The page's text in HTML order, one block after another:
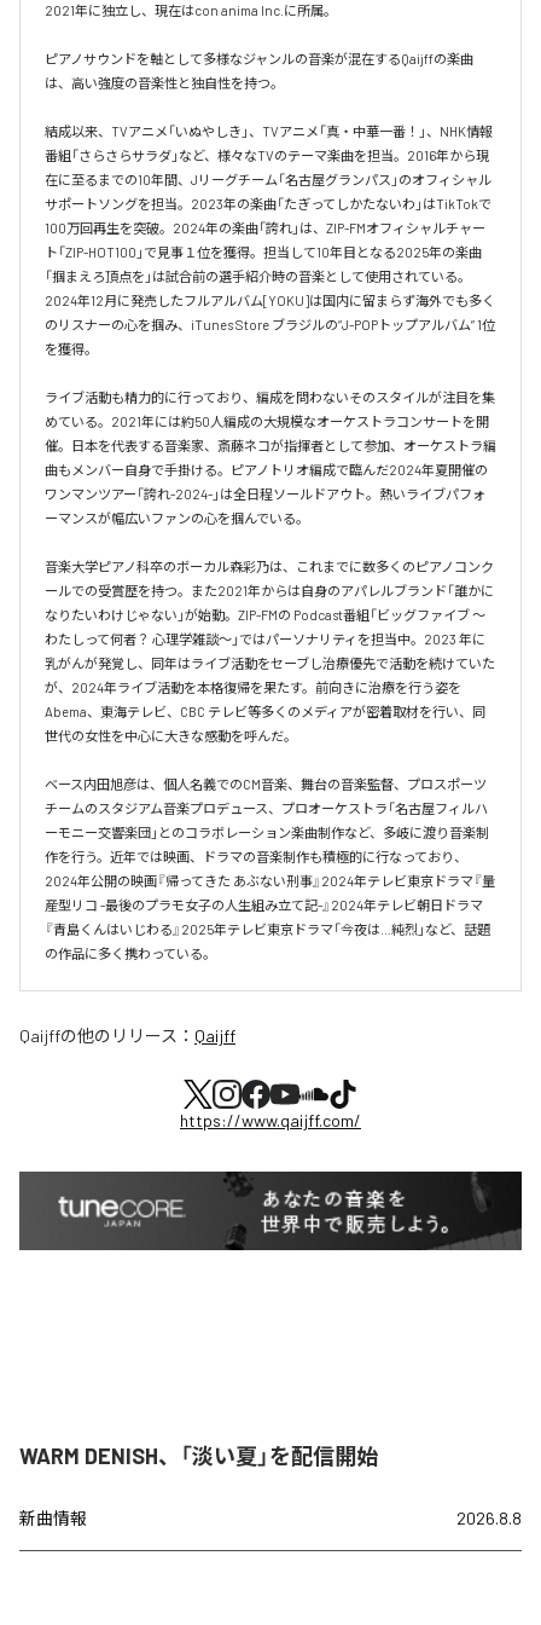
2021年に独立し、現在はcon anima Inc.に所属。
ピアノサウンドを軸として多様なジャンルの音楽が混在するQaijffの楽曲
は、高い強度の音楽性と独自性を持つ。
結成以来、TVアニメ「いぬやしき」、TVアニメ「真・中華一番！」、NHK情報
番組「さらさらサラダ」など、様々なTVのテーマ楽曲を担当。2016年から現
在に至るまでの10年間、Jリーグチーム「名古屋グランパス」のオフィシャル
サポートソングを担当。2023年の楽曲「たぎってしかたないわ」はTikTokで
100万回再生を突破。2024年の楽曲「誇れ」は、ZIP-FMオフィシャルチャー
ト「ZIP-HOT100」で見事１位を獲得。担当して10年目となる2025年の楽曲
「掴まえろ頂点を」は試合前の選手紹介時の音楽として使用されている。
2024年12月に発売したフルアルバム[YOKU]は国内に留まらず海外でも多く
のリスナーの心を掴み、iTunes Store ブラジルの”J-POPトップアルバム” 1位
を獲得。
ライブ活動も精力的に行っており、編成を問わないそのスタイルが注目を集
めている。2021年には約50人編成の大規模なオーケストラコンサートを開
催。日本を代表する音楽家、斎藤ネコが指揮者として参加、オーケストラ編
曲もメンバー自身で手掛ける。ピアノトリオ編成で臨んだ2024年夏開催の
ワンマンツアー「誇れ-2024-」は全日程ソールドアウト。熱いライブパフォ
ーマンスが幅広いファンの心を掴んでいる。
音楽大学ピアノ科卒のボーカル森彩乃は、これまでに数多くのピアノコンク
ールでの受賞歴を持つ。また2021年からは自身のアパレルブランド「誰かに
なりたいわけじゃない」が始動。ZIP-FMの Podcast番組「ビッグファイブ 〜
わたしって何者？ 心理学雑談〜」ではパーソナリティを担当中。2023 年に
乳がんが発覚し、同年はライブ活動をセーブし治療優先で活動を続けていた
が、2024年ライブ活動を本格復帰を果たす。前向きに治療を行う姿を
Abema、東海テレビ、CBC テレビ等多くのメディアが密着取材を行い、同
世代の女性を中心に大きな感動を呼んだ。
ベース内田旭彦は、個人名義でのCM音楽、舞台の音楽監督、プロスポーツ
チームのスタジアム音楽プロデュース、プロオーケストラ「名古屋フィルハ
ーモニー交響楽団」とのコラボレーション楽曲制作など、多岐に渡り音楽制
作を行う。近年では映画、ドラマの音楽制作も積極的に行なっており、
2024年公開の映画『帰ってきた あぶない刑事』2024年テレビ東京ドラマ『量
産型リコ -最後のプラモ女子の人生組み立て記-』2024年テレビ朝日ドラマ
『青島くんはいじわる』2025年テレビ東京ドラマ「今夜は…純烈」など、話題
の作品に多く携わっている。
Qaijffの他のリリース： Qaijff
https://www.qaijff.com/
WARM DENISH、「淡い夏」を配信開始
新曲情報 2026.8.8